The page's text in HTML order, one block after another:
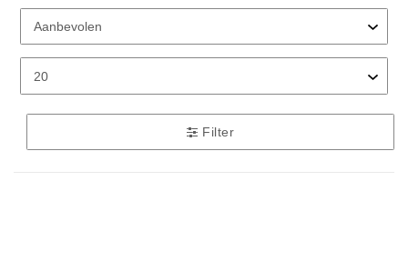
Filter